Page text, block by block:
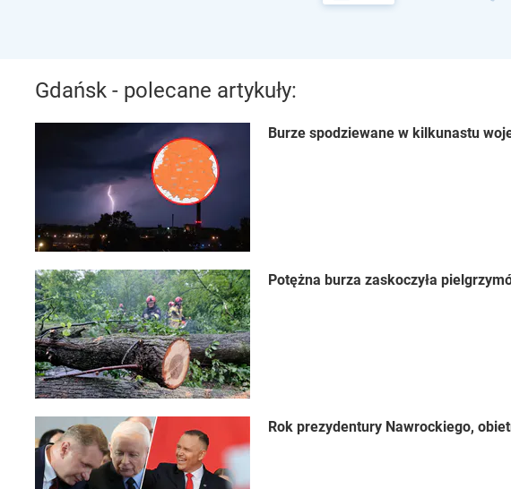
Gdańsk - polecane artykuły:
Burze spodziewane w kilkunastu
Potężna burza zaskoczyła
Rok prezydentury Nawrockiego,